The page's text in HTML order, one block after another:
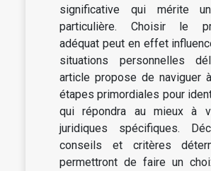
significative qui mérite
particulière. Choisir le
adéquat peut en effet
situations personnelles
article propose de naviguer
étapes primordiales pour
qui répondra au mieux à
juridiques spécifiques.
conseils et critères
permettront de faire un